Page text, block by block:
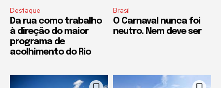
Destaque
Da rua como trabalho
à direção do maior
programa de
acolhimento do Rio
Brasil
O Carnaval nunca foi
neutro. Nem deve ser